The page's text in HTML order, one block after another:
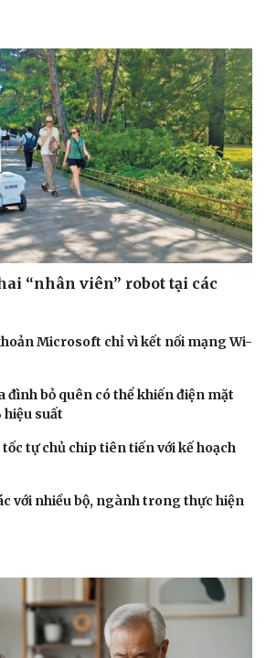
“nhân viên” robot tại các
Microsoft chỉ vì kết nối mạng Wi-
đình bỏ quên có thể khiến điện mặt
suất
tự chủ chip tiên tiến với kế hoạch
với nhiều bộ, ngành trong thực hiện